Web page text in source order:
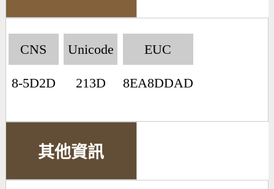
CNS
8-5D2D
Unicode
213D
EUC
8EA8DDAD
其他資訊